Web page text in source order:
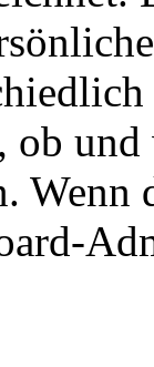
ob
Wenn